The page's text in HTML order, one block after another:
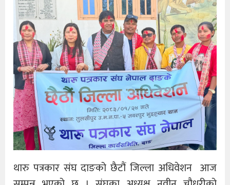
थारु पत्रकार संघ दाङको छैटौं जिल्ला अधिवेशन आज